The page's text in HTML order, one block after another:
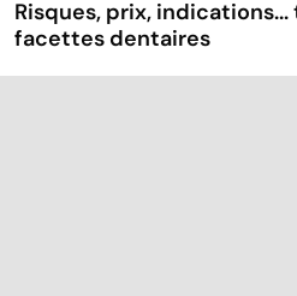
Risques, prix,
facettes dentaires